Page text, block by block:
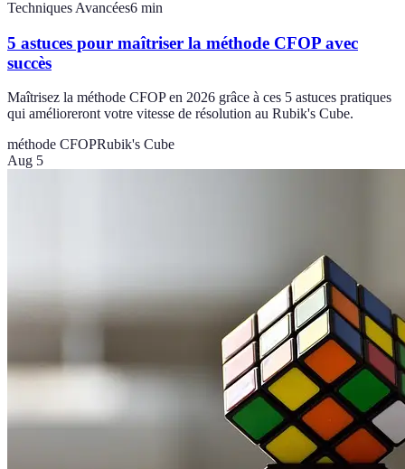
Techniques Avancées6 min
5 astuces pour maîtriser la méthode CFOP avec
succès
Maîtrisez la méthode CFOP en 2026 grâce à ces 5 astuces pratiques
qui amélioreront votre vitesse de résolution au Rubik's Cube.
méthode CFOPRubik's Cube
Aug 5